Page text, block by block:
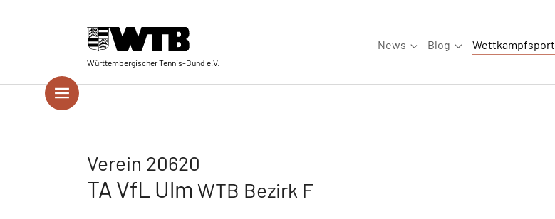
Württembergischer Tennis-Bund e.V.
News
Submenu for "News"
Blog
Submenu for "Blog"
Wettkampfsport
Verein 20620
TA VfL Ulm WTB Bezirk F